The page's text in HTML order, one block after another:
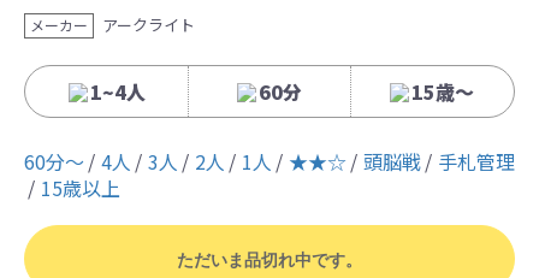
メーカー アークライト
1~4人 60分 15歳〜
60分〜 4人 3人 2人 1人 ★★☆ 頭脳戦
手札管理
15歳以上
ただいま品切れ中です。